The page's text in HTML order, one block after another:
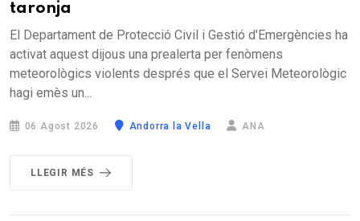
taronja
El Departament de Protecció Civil i Gestió d'Emergències ha
activat aquest dijous una prealerta per fenòmens
meteorològics violents després que el Servei Meteorològic
hagi emès un...
06 Agost 2026 Andorra la Vella ANA
LLEGIR MÉS